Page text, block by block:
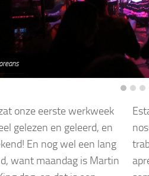
onze eerste werkweek
gelezen en geleerd, en
En nog wel een lang
want maandag is Martin